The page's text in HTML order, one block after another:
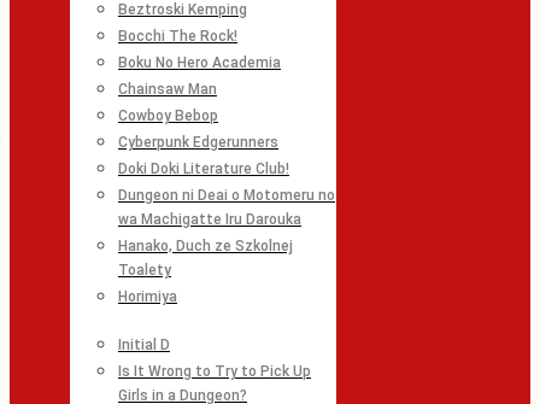
Beztroski Kemping
Bocchi The Rock!
Boku No Hero Academia
Chainsaw Man
Cowboy Bebop
Cyberpunk Edgerunners
Doki Doki Literature Club!
Dungeon ni Deai o Motomeru no
wa Machigatte Iru Darouka
Hanako, Duch ze Szkolnej
Toalety
Horimiya
Initial D
Is It Wrong to Try to Pick Up
Girls in a Dungeon?